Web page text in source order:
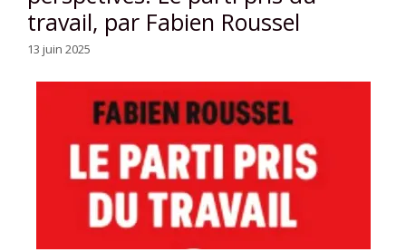
travail, par Fabien Roussel
13 juin 2025